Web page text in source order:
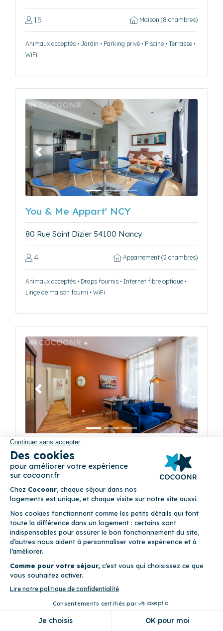
15 Maison (8 chambres)
Animaux acceptés • Jardin • Parking privé • Piscine • Terrasse •
WiFi
Précédent Suivant
You & Me Appart' NCY
80 Rue Saint Dizier 54100 Nancy
4 Appartement (2 chambres)
Animaux acceptés • Draps fournis • Internet fibre optique •
Linge de maison fourni • WiFi
Précédent Suivant
Le Discret de Charles
15 boulevard Charles V 54100 Nancy
4 Appartement (2 chambres)
Draps fournis • Internet fibre optique • Linge de maison fourni
• WiFi